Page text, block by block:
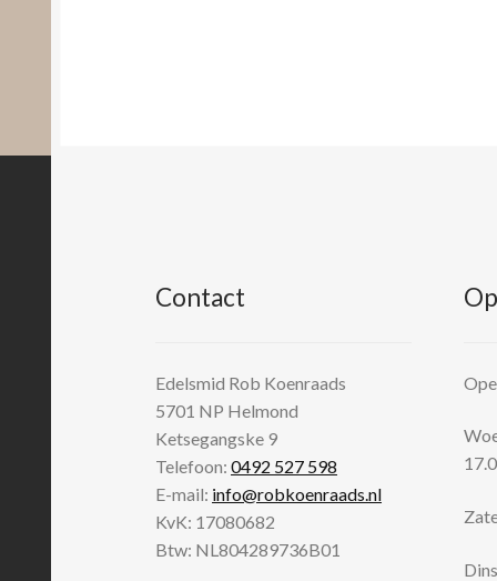
Contact
Edelsmid Rob Koenraads
5701 NP Helmond
Ketsegangske 9
Telefoon:0492 527 598
E-mail: info@robkoenraads.nl
KvK: 17080682
Btw: NL804289736B01